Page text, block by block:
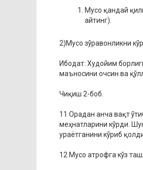
Мусо қандай
айтинг).
2)Мусо зўравонликни
Ибодат: Худойим
маъносини очсин ва
Чиқиш 2-боб.
11 Орадан анча вақт
меҳнатларини кўрди.
ураётганини кўриб
12 Мусо атрофга кўз